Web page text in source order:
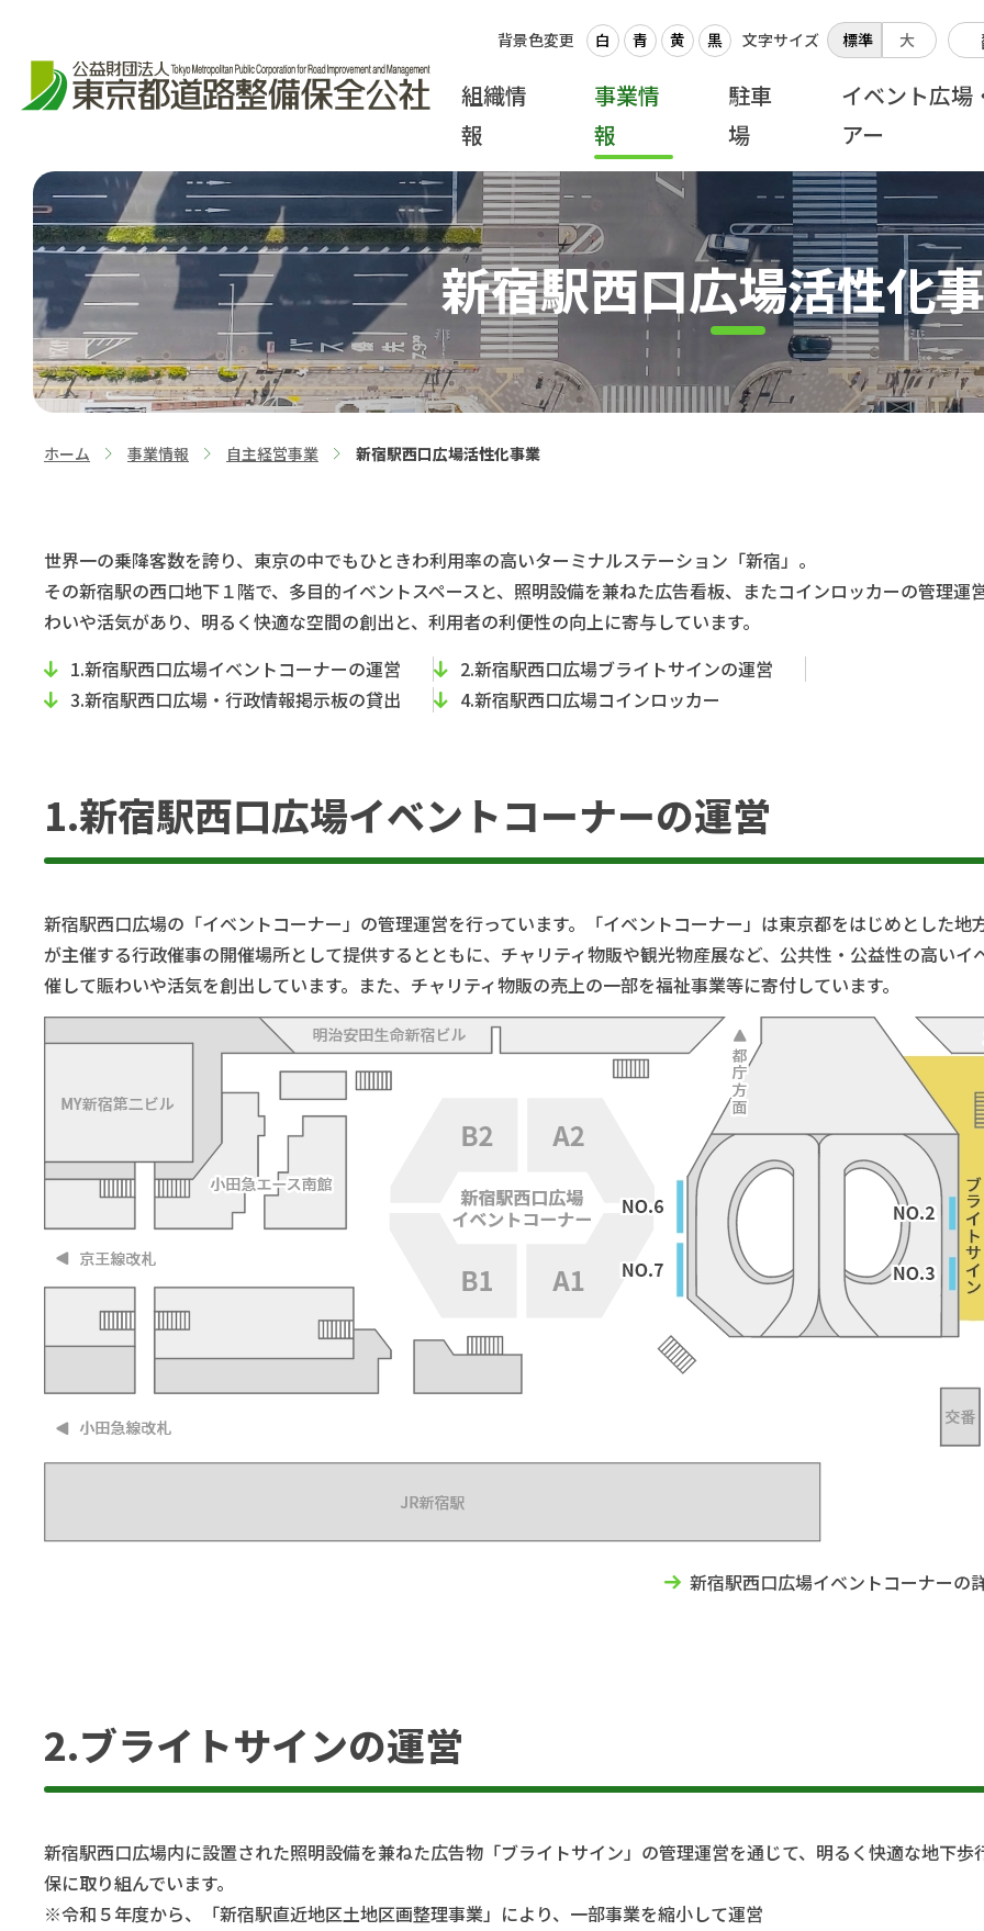
背景色変更 白 青 黄 黒 文字サイズ 標準 大
組織情
報
事業情
報
駐車
場
イベント広場
アー
新宿駅西口広場活性化
ホーム
事業情報
自主経営事業
新宿駅西口広場活性化事業
世界一の乗降客数を誇り、東京の中でもひときわ利用率の高いターミナルステーション「新宿」。
その新宿駅の西口地下１階で、多目的イベントスペースと、照明設備を兼ねた広告看板、またコインロッカーの管理運
わいや活気があり、明るく快適な空間の創出と、利用者の利便性の向上に寄与しています。
1.新宿駅西口広場イベントコーナーの運営
2.新宿駅西口広場ブライトサインの運営
3.新宿駅西口広場・行政情報掲示板の貸出
4.新宿駅西口広場コインロッカー
1.新宿駅西口広場イベントコーナーの運営
新宿駅西口広場の「イベントコーナー」の管理運営を行っています。「イベントコーナー」は東京都をはじめとした地
が主催する行政催事の開催場所として提供するとともに、チャリティ物販や観光物産展など、公共性・公益性の高いイ
催して賑わいや活気を創出しています。また、チャリティ物販の売上の一部を福祉事業等に寄付しています。
新宿駅西口広場イベントコーナーの
2.ブライトサインの運営
新宿駅西口広場内に設置された照明設備を兼ねた広告物「ブライトサイン」の管理運営を通じて、明るく快適な地下歩
保に取り組んでいます。
※令和５年度から、「新宿駅直近地区土地区画整理事業」により、一部事業を縮小して運営